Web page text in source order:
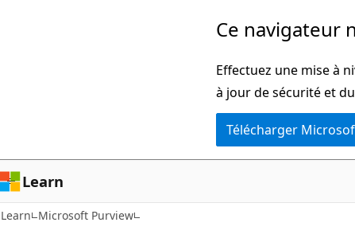
Ce navigateur
Effectuez une mise à
à jour de sécurité et
Télécharger
Learn
Learn Microsoft Purview